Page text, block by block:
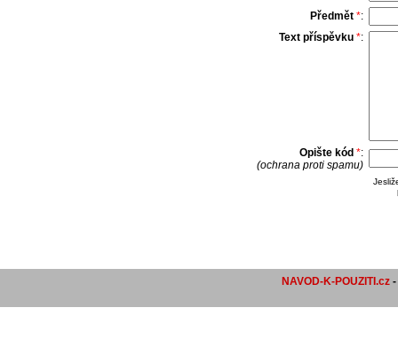
Předmět *:
Text příspěvku *:
Opište kód *:
(ochrana proti spamu)
NAVOD-K-POUZITI.cz